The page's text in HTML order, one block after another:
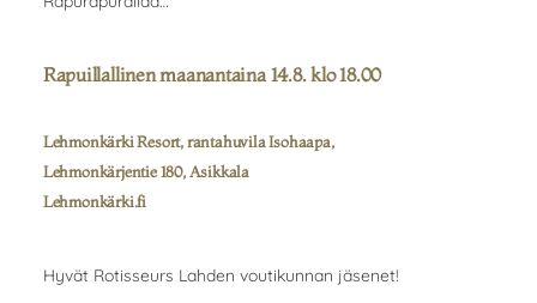
Rapuillallinen maanantaina 14.8. klo 18.00
Lehmonkärki Resort, rantahuvila Isohaapa,
Lehmonkärjentie 180, Asikkala
Lehmonkärki.fi
Hyvät Rotisseurs Lahden voutikunnan jäsenet!